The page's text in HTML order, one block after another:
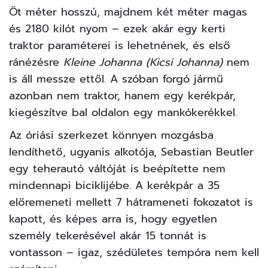
Öt méter hosszú, majdnem két méter magas
és 2180 kilót nyom – ezek akár egy kerti
traktor paraméterei is lehetnének, és első
ránézésre Kleine Johanna (Kicsi Johanna) nem
is áll messze ettől. A szóban forgó jármű
azonban nem traktor, hanem egy kerékpár,
kiegészítve bal oldalon egy mankókerékkel.
Az óriási szerkezet könnyen mozgásba
lendíthető, ugyanis alkotója, Sebastian Beutler
egy teherautó váltóját is beépítette nem
mindennapi biciklijébe. A kerékpár a 35
előremeneti mellett 7 hátrameneti fokozatot is
kapott, és képes arra is, hogy egyetlen
személy tekerésével akár 15 tonnát is
vontasson – igaz, szédületes tempóra nem kell